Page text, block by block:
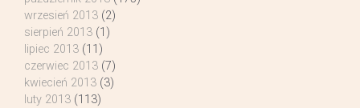
wrzesień 2013 (2)
sierpień 2013 (1)
lipiec 2013 (11)
czerwiec 2013 (7)
kwiecień 2013 (3)
luty 2013 (113)